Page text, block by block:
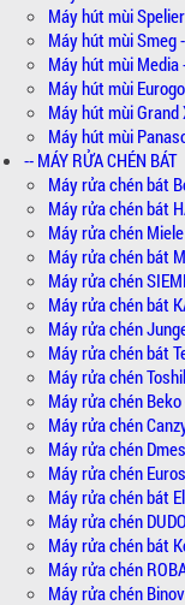
Máy hút mùi
Máy hút mùi Smeg
Máy hút mùi
Máy hút mùi
Máy hút mùi Grand
Máy hút mùi
-- MÁY RỬA CHÉN BÁT
Máy rửa chén bát
Máy rửa chén bát
Máy rửa chén
Máy rửa chén bát
Máy rửa chén
Máy rửa chén bát
Máy rửa chén
Máy rửa chén bát
Máy rửa chén
Máy rửa chén Beko
Máy rửa chén
Máy rửa chén
Máy rửa chén
Máy rửa chén bát
Máy rửa chén
Máy rửa chén bát
Máy rửa chén
Máy rửa chén